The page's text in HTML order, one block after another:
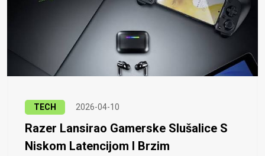
TECH 2026-04-10
Razer Lansirao Gamerske Slušalice S
Niskom Latencijom I Brzim